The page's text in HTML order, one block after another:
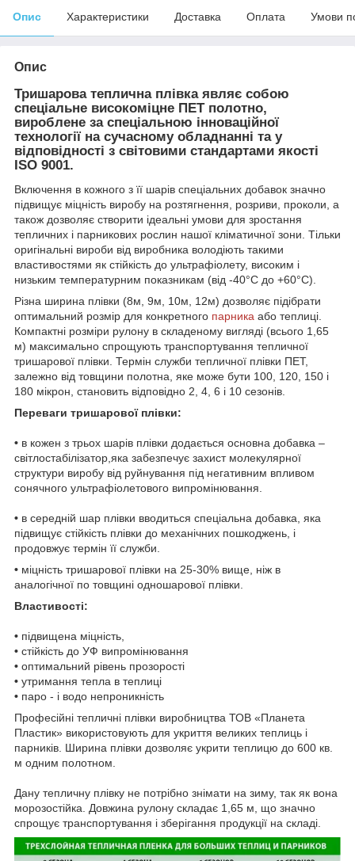
Опис Характеристики Доставка Оплата Умови
Опис
Тришарова теплична плівка являє собою
спеціальне високоміцне ПЕТ полотно,
вироблене за спеціальною інноваційної
технології на сучасному обладнанні та у
відповідності з світовими стандартами якості
ISO 9001.
Включення в кожного з її шарів спеціальних добавок значно
підвищує міцність виробу на розтягнення, розриви, проколи, а
також дозволяє створити ідеальні умови для зростання
тепличних і парникових рослин нашої кліматичної зони. Тільки
оригінальні вироби від виробника володіють такими
властивостями як стійкість до ультрафіолету, високим і
низьким температурним показникам (від -40°С до +60°С).
Різна ширина плівки (8м, 9м, 10м, 12м) дозволяє підібрати
оптимальний розмір для конкретного парника або теплиці.
Компактні розміри рулону в складеному вигляді (всього 1,65
м) максимально спрощують транспортування тепличної
тришарової плівки. Термін служби тепличної плівки ПЕТ,
залежно від товщини полотна, яке може бути 100, 120, 150 і
180 мікрон, становить відповідно 2, 4, 6 і 10 сезонів.
Переваги тришарової плівки:
• в кожен з трьох шарів плівки додається основна добавка –
світлостабілізатор,яка забезпечує захист молекулярної
структури виробу від руйнування під негативним впливом
сонячного ультрафіолетового випромінювання.
• в середній шар плівки вводиться спеціальна добавка, яка
підвищує стійкість плівки до механічних пошкоджень, і
продовжує термін її служби.
• міцність тришарової плівки на 25-30% вище, ніж в
аналогічної по товщині одношарової плівки.
Властивості:
• підвищена міцність,
• стійкість до УФ випромінювання
• оптимальний рівень прозорості
• утримання тепла в теплиці
• паро - і водо непроникність
Професійні тепличні плівки виробництва ТОВ «Планета
Пластик» використовують для укриття великих теплиць і
парників. Ширина плівки дозволяє укрити теплицю до 600 кв.
м одним полотном.
Дану тепличну плівку не потрібно знімати на зиму, так як вона
морозостійка. Довжина рулону складає 1,65 м, що значно
спрощує транспортування і зберігання продукції на складі.